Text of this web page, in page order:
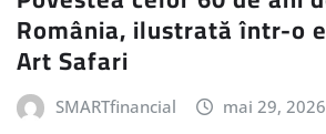
România, ilustrată într-o
Art Safari
SMARTfinancial mai 29, 2026